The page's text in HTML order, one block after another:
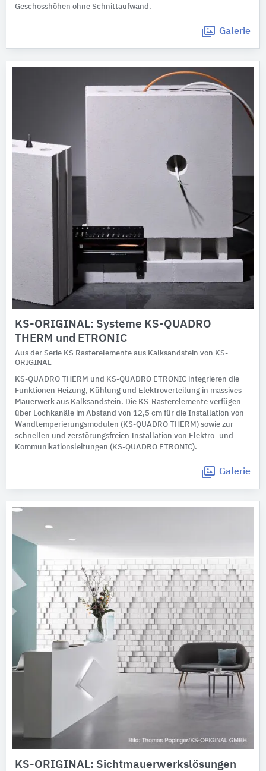
Geschosshöhen ohne Schnittaufwand.
Galerie
KS-ORIGINAL: Systeme KS-QUADRO
THERM und ETRONIC
Aus der Serie KS Rasterelemente aus Kalksandstein von KS-
ORIGINAL
KS-QUADRO THERM und KS-QUADRO ETRONIC integrieren die
Funktionen Heizung, Kühlung und Elektroverteilung in massives
Mauerwerk aus Kalksandstein. Die KS-Rasterelemente verfügen
über Lochkanäle im Abstand von 12,5 cm für die Installation von
Wandtemperierungsmodulen (KS-QUADRO THERM) sowie zur
schnellen und zerstörungsfreien Installation von Elektro- und
Kommunikationsleitungen (KS-QUADRO ETRONIC).
Galerie
KS-ORIGINAL: Sichtmauerwerkslösungen